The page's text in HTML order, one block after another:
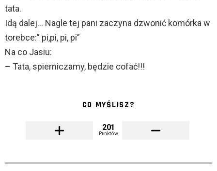
tata.
Idą dalej… Nagle tej pani zaczyna dzwonić komórka w
torebce:” pi,pi, pi, pi”
Na co Jasiu:
– Tata, spierniczamy, będzie cofać!!!
CO MYŚLISZ?
201
Punktów